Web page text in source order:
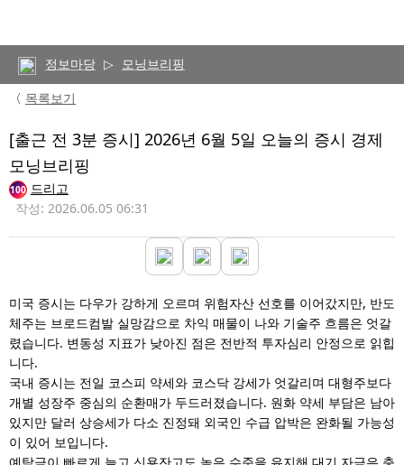
정보마당 ▷ 모닝브리핑
〈 목록보기
[출근 전 3분 증시] 2026년 6월 5일 오늘의 증시 경제
모닝브리핑
100 드리고
작성: 2026.06.05 06:31
미국 증시는 다우가 강하게 오르며 위험자산 선호를 이어갔지만, 반도
체주는 브로드컴발 실망감으로 차익 매물이 나와 기술주 흐름은 엇갈
렸습니다. 변동성 지표가 낮아진 점은 전반적 투자심리 안정으로 읽힙
니다.
국내 증시는 전일 코스피 약세와 코스닥 강세가 엇갈리며 대형주보다
개별 성장주 중심의 순환매가 두드러졌습니다. 원화 약세 부담은 남아
있지만 달러 상승세가 다소 진정돼 외국인 수급 압박은 완화될 가능성
이 있어 보입니다.